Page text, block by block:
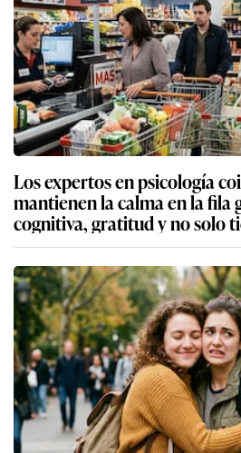
Los expertos en psicología
mantienen la calma en la fila
cognitiva, gratitud y no solo